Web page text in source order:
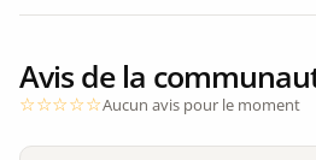
Avis de la
Aucun avis pour le moment